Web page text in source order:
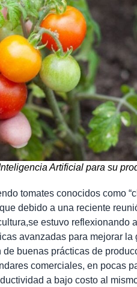
Artificial para su
tomates conocidos como
debido a una reciente
estuvo reflexionando
avanzadas para mejorar la
buenas prácticas de
comerciales, en pocas
a bajo costo al